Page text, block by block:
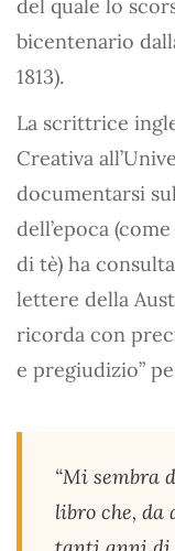
del quale lo
bicentenario
1813).
La scrittrice
Creativa
documentarsi
dell’epoca
di tè) ha
lettere della
ricorda con
e pregiudizio”
“Mi sembra
libro che, da